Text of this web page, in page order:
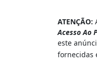
ATENÇÃO:
Acesso Ao
este
fornecidas